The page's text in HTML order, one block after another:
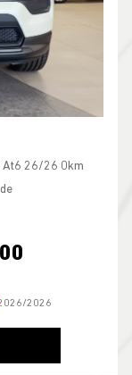
At6 26/26 0km
2026